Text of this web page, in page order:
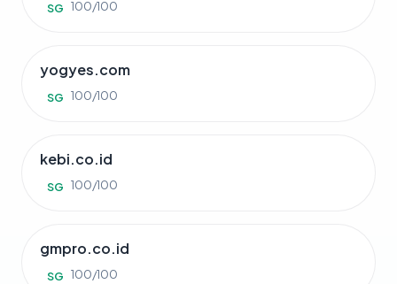
SG 100/100
yogyes.com
SG 100/100
kebi.co.id
SG 100/100
gmpro.co.id
SG 100/100